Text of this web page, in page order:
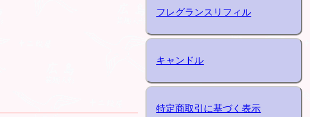
フレグランスリフィル
キャンドル
特定商取引に基づく表示